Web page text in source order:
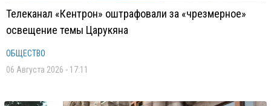
Телеканал «Кентрон» оштрафовали за «чрезмерное»
освещение темы Царукяна
ОБЩЕСТВО
06 Августа 2026 - 17:11